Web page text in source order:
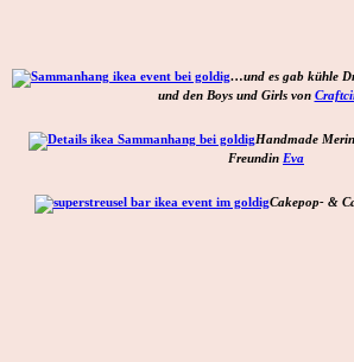
…und es gab kühle
und den Boys und Girls von
Handmade
Freundin Eva
Cakepop- &